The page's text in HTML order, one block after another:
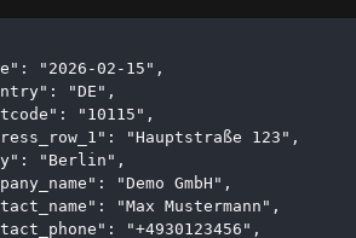
"2026-02-15",
"DE",
"10115",
"Hauptstraße 123",
"Berlin",
"Demo GmbH",
"Max Mustermann",
"+4930123456",